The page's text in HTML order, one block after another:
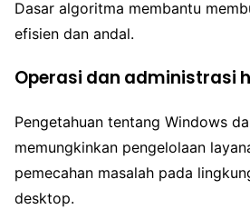
Dasar algoritma membantu
efisien dan andal.
Operasi dan administrasi
Pengetahuan tentang Windows
memungkinkan pengelolaan
pemecahan masalah pada
desktop.